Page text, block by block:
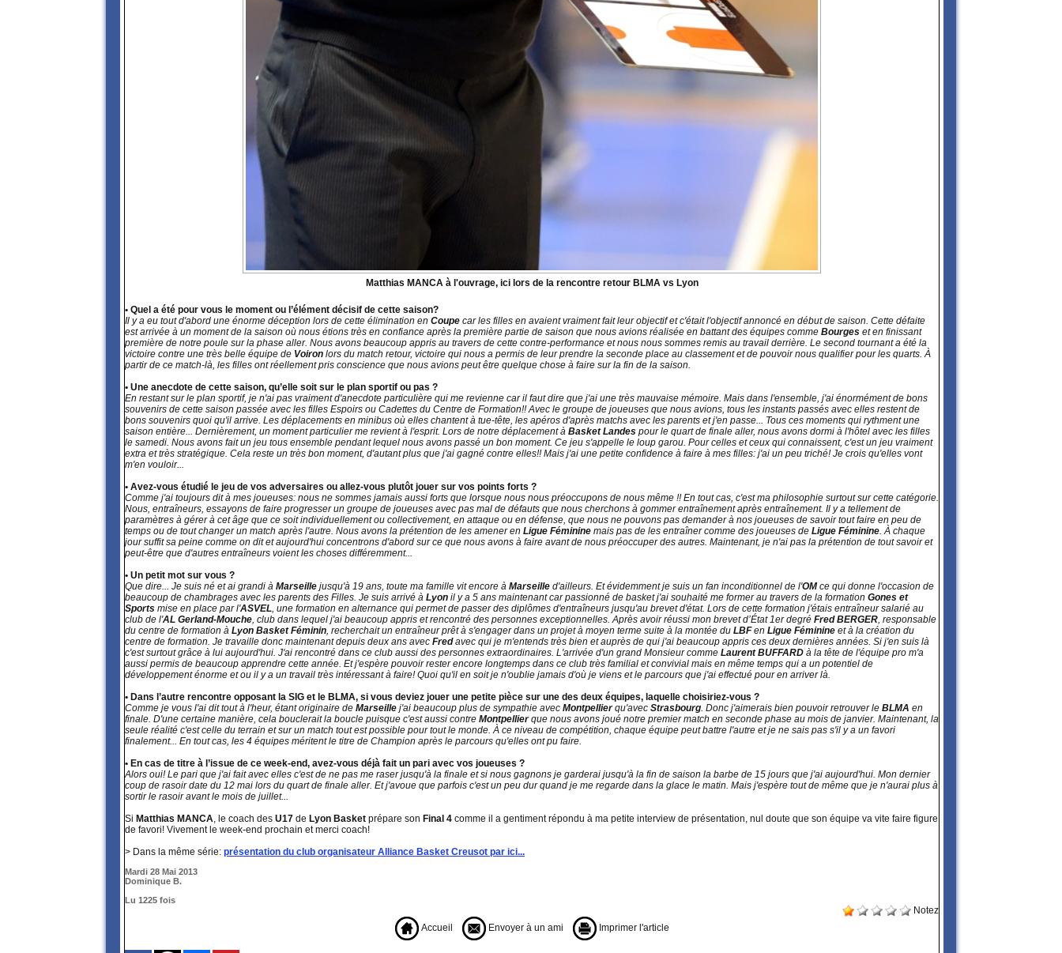
Matthias MANCA à l'ouvrage, ici lors de la rencontre retour BLMA vs Lyon
• Quel a été pour vous le moment ou l’élément décisif de cette saison?
Il y a eu tout d'abord une énorme déception lors de cette élimination en Coupe car les filles en avaient vraiment fait leur objectif et c'était l'objectif annoncé en début de saison. Cette défaite
est arrivée à un moment de la saison où nous étions très en confiance après la première partie de saison que nous avions réalisée en battant des équipes comme Bourges et en finissant
première de notre poule sur la phase aller. Nous avons beaucoup appris au travers de cette contre-performance et nous nous sommes remis au travail derrière. Le second tournant a été la
victoire contre une très belle équipe de Voiron lors du match retour, victoire qui nous a permis de leur prendre la seconde place au classement et de pouvoir nous qualifier pour les quarts. À
partir de ce match-là, les filles ont réellement pris conscience que nous avions peut être quelque chose à faire sur la fin de la saison.
• Une anecdote de cette saison, qu’elle soit sur le plan sportif ou pas ?
En restant sur le plan sportif, je n'ai pas vraiment d'anecdote particulière qui me revienne car il faut dire que j'ai une très mauvaise mémoire. Mais dans l'ensemble, j'ai énormément de bons
souvenirs de cette saison passée avec les filles Espoirs ou Cadettes du Centre de Formation!! Avec le groupe de joueuses que nous avions, tous les instants passés avec elles restent de
bons souvenirs quoi qu'il arrive. Les déplacements en minibus où elles chantent à tue-tête, les apéros d'après matchs avec les parents et j'en passe... Tous ces moments qui rythment une
saison entière... Dernièrement, un moment particulier me revient à l'esprit. Lors de notre déplacement à Basket Landes pour le quart de finale aller, nous avons dormi à l'hôtel avec les filles
le samedi. Nous avons fait un jeu tous ensemble pendant lequel nous avons passé un bon moment. Ce jeu s'appelle le loup garou. Pour celles et ceux qui connaissent, c'est un jeu vraiment
extra et très stratégique. Cela reste un très bon moment, d'autant plus que j'ai gagné contre elles!! Mais j'ai une petite confidence à faire à mes filles: j'ai un peu triché! Je crois qu'elles vont
m'en vouloir...
• Avez-vous étudié le jeu de vos adversaires ou allez-vous plutôt jouer sur vos points forts ?
Comme j'ai toujours dit à mes joueuses: nous ne sommes jamais aussi forts que lorsque nous nous préoccupons de nous même !! En tout cas, c'est ma philosophie surtout sur cette catégorie.
Nous, entraîneurs, essayons de faire progresser un groupe de joueuses avec pas mal de défauts que nous cherchons à gommer entraînement après entraînement. Il y a tellement de
paramètres à gérer à cet âge que ce soit individuellement ou collectivement, en attaque ou en défense, que nous ne pouvons pas demander à nos joueuses de savoir tout faire en peu de
temps ou de tout changer un match après l'autre. Nous avons la prétention de les amener en Ligue Féminine mais pas de les entraîner comme des joueuses de Ligue Féminine. À chaque
jour suffit sa peine comme on dit et aujourd'hui concentrons d'abord sur ce que nous avons à faire avant de nous préoccuper des autres. Maintenant, je n'ai pas la prétention de tout savoir et
peut-être que d'autres entraîneurs voient les choses différemment...
• Un petit mot sur vous ?
Que dire... Je suis né et ai grandi à Marseille jusqu'à 19 ans, toute ma famille vit encore à Marseille d'ailleurs. Et évidemment je suis un fan inconditionnel de l'OMce qui donne l'occasion de
beaucoup de chambrages avec les parents des Filles. Je suis arrivé à Lyon il y a 5 ans maintenant car passionné de basket j'ai souhaité me former au travers de la formation Gones et
Sports mise en place par l'ASVEL, une formation en alternance qui permet de passer des diplômes d'entraîneurs jusqu'au brevet d'état. Lors de cette formation j'étais entraîneur salarié au
club de l'AL Gerland-Mouche, club dans lequel j'ai beaucoup appris et rencontré des personnes exceptionnelles. Après avoir réussi mon brevet d’État 1er degré Fred BERGER, responsable
du centre de formation à Lyon Basket Féminin, recherchait un entraîneur prêt à s'engager dans un projet à moyen terme suite à la montée du LBFen Ligue Féminine et à la création du
centre de formation. Je travaille donc maintenant depuis deux ans avec Fredavec qui je m'entends très bien et auprès de qui j'ai beaucoup appris ces deux dernières années. Si j'en suis là
c'est surtout grâce à lui aujourd'hui. J'ai rencontré dans ce club aussi des personnes extraordinaires. L'arrivée d'un grand Monsieur comme Laurent BUFFARD à la tête de l'équipe pro m'a
aussi permis de beaucoup apprendre cette année. Et j'espère pouvoir rester encore longtemps dans ce club très familial et convivial mais en même temps qui a un potentiel de
développement énorme et ou il y a un travail très intéressant à faire! Quoi qu'il en soit je n'oublie jamais d'où je viens et le parcours que j'ai effectué pour en arriver là.
• Dans l’autre rencontre opposant la SIG et le BLMA, si vous deviez jouer une petite pièce sur une des deux équipes, laquelle choisiriez-vous ?
Comme je vous l'ai dit tout à l'heur, étant originaire de Marseille j'ai beaucoup plus de sympathie avec Montpellierqu'avec Strasbourg. Donc j'aimerais bien pouvoir retrouver le BLMA en
finale. D'une certaine manière, cela bouclerait la boucle puisque c'est aussi contre Montpellierque nous avons joué notre premier match en seconde phase au mois de janvier. Maintenant, la
seule réalité c'est celle du terrain et sur un match tout est possible pour tout le monde. À ce niveau de compétition, chaque équipe peut battre l'autre et je ne sais pas s'il y a un favori
finalement... En tout cas, les 4 équipes méritent le titre de Champion après le parcours qu'elles ont pu faire.
• En cas de titre à l’issue de ce week-end, avez-vous déjà fait un pari avec vos joueuses ?
Alors oui! Le pari que j'ai fait avec elles c'est de ne pas me raser jusqu'à la finale et si nous gagnons je garderai jusqu'à la fin de saison la barbe de 15 jours que j'ai aujourd'hui. Mon dernier
coup de rasoir date du 12 mai lors du quart de finale aller. Et j'avoue que parfois c'est un peu dur quand je me regarde dans la glace le matin. Mais j'espère tout de même que je n'aurai plus à
sortir le rasoir avant le mois de juillet...
Si Matthias MANCA, le coach des U17 de Lyon Basket prépare son Final 4 comme il a gentiment répondu à ma petite interview de présentation, nul doute que son équipe va vite faire figure
de favori! Vivement le week-end prochain et merci coach!
> Dans la même série: présentation du club organisateur Alliance Basket Creusot par ici...
Mardi 28 Mai 2013
Dominique B.
Lu 1225 fois
Notez
Accueil
Envoyer à un ami Imprimer l'article